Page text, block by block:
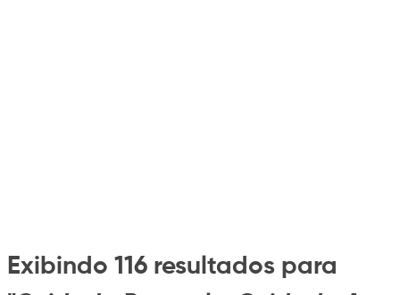
Exibindo 116 resultados para